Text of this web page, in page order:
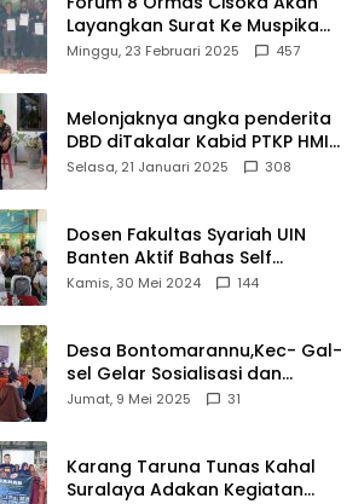
Bahwa
Sejarah
Adalah
yang Tak
Ternilai”.
Layangkan Surat Ke Muspika
Atas Adanya Kantor Matel di
Minggu, 23 Februari 2025 457
Melonjaknya angka penderita
DBD diTakalar Kabid PTKP HMI
Cab.Takalar angkat bicara
Selasa, 21 Januari 2025 308
Dosen Fakultas Syariah UIN
Banten Aktif Bahas Self
Declare Halal dalam Forum
Kamis, 30 Mei 2024 144
Desa Bontomarannu,Kec- Gal-
sel Gelar Sosialisasi dan
Bimtek Pemutakhiran Data ID
Jumat, 9 Mei 2025 31
Karang Taruna Tunas Kahal
Suralaya Adakan Kegiatan